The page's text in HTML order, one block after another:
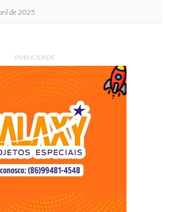
de 2025
PUBLICIDADE